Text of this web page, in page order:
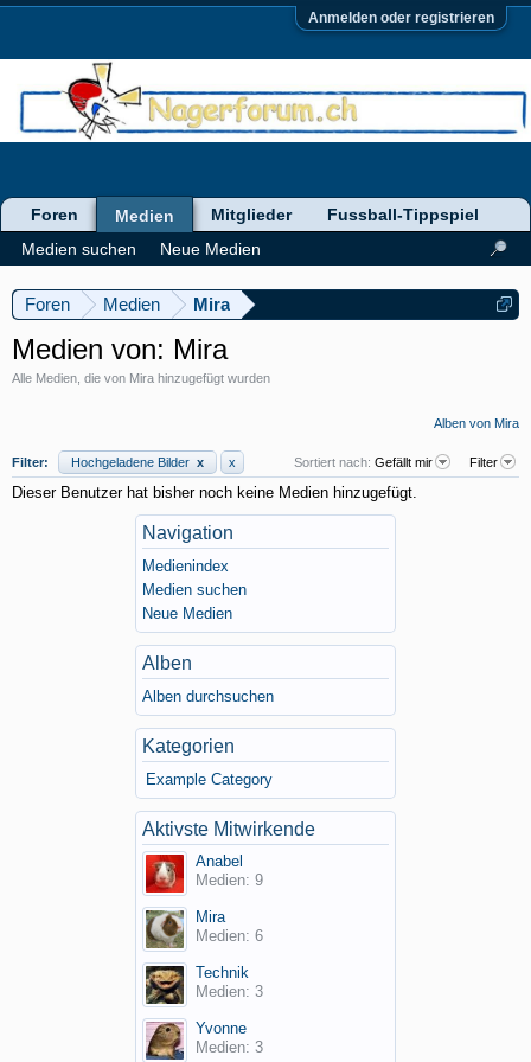
Anmelden oder registrieren
Foren Medien Mira
Medien von: Mira
Alle Medien, die von Mira hinzugefügt wurden
Alben von Mira
Filter: Hochgeladene Bilder x x Sortiert nach: Gefällt mir Filter
Dieser Benutzer hat bisher noch keine Medien hinzugefügt.
Navigation
Medienindex
Medien suchen
Neue Medien
Alben
Alben durchsuchen
Kategorien
Example Category
Aktivste Mitwirkende
Anabel
Medien: 9
Mira
Medien: 6
Technik
Medien: 3
Yvonne
Medien: 3
Foren
Medien
Medien suchen
Neue Medien
Mitglieder Fussball-Tippspiel